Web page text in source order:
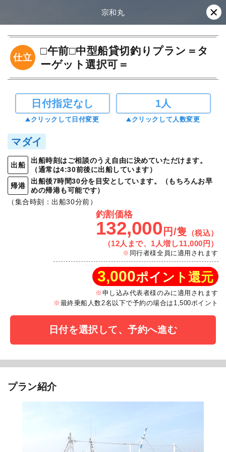
宗和丸
仕立
□午前□中型船貸切釣りプラン＝タ
ーゲット選択可＝
日付指定なし
クリックして日付変更
1人
クリックして人数変更
マダイ
出船
出船時刻はご相談のうえ自由に決めていただけます。
（通常は4:30前後に出船しています）
帰港
出船後7時間30分を目安としています。（もちろんお早
めの帰港も可能です）
（集合時刻：出船30分前）
釣割価格
132,000 円/隻
（税込）
（12人まで、1人増し11,000円）
同行者様全員に適用されます
3,000ポイント還元
申し込み代表者様のみに適用されます
最終乗船人数2名以下で予約の場合は1,500ポイント
日付を選択して、予約へ進む
プラン紹介